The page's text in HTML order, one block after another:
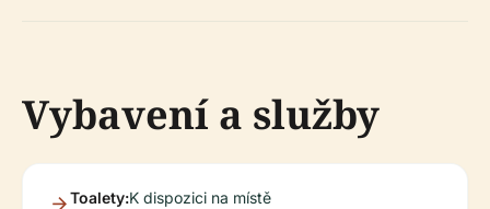
Vybavení a služby
Toalety:K dispozici na místě